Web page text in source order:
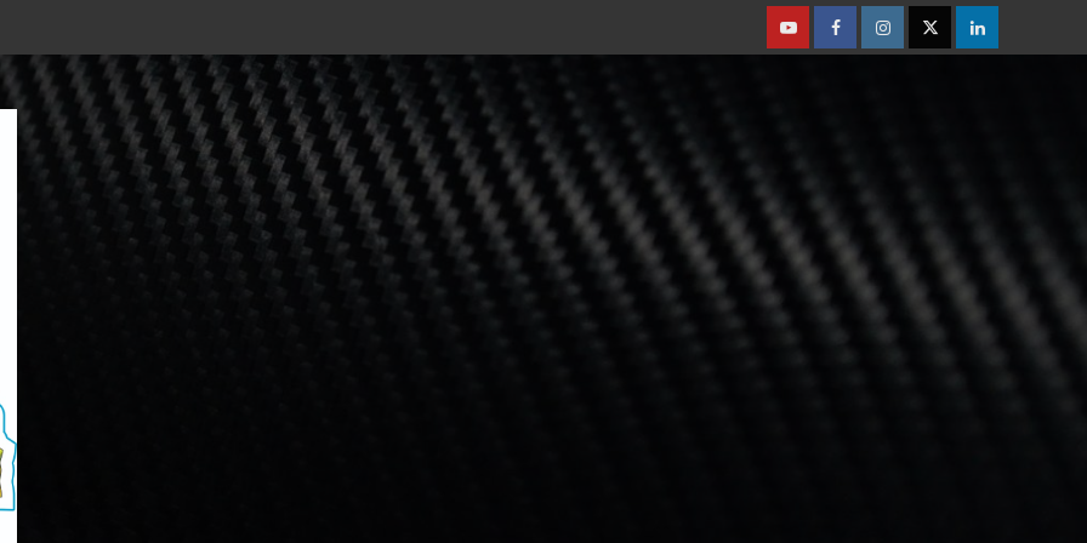
YoutubeFacebookInstagramTwitterLinkedin